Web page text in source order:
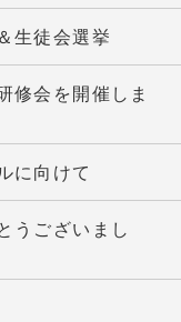
生徒会選挙
修会を開催しま
に向けて
うございまし